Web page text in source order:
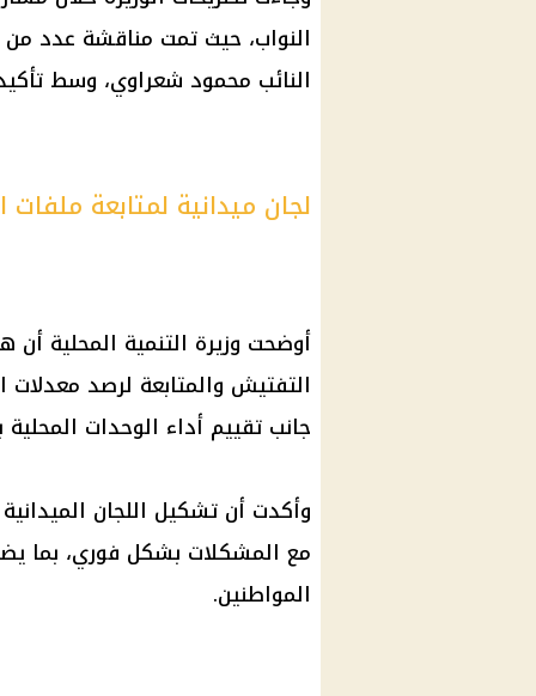
النواب، حيث تمت مناقشة عدد من
النائب محمود شعراوي، وسط
لجان ميدانية لمتابعة
أوضحت وزيرة التنمية المحلية
التفتيش والمتابعة لرصد معدلات
جانب تقييم أداء الوحدات
وأكدت أن تشكيل اللجان
مع المشكلات بشكل فوري، بما
المواطنين.